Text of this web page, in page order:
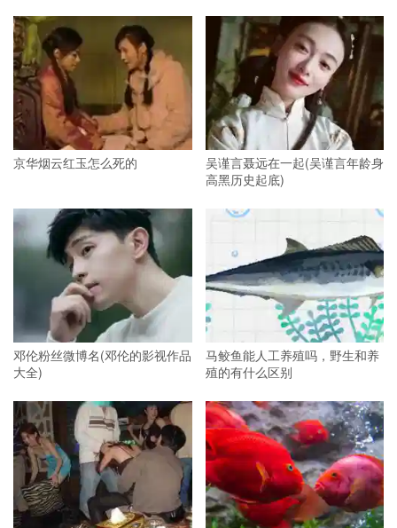
京华烟云红玉怎么死的
吴谨言聂远在一起(吴谨言年龄身
高黑历史起底)
邓伦粉丝微博名(邓伦的影视作品
大全)
马鲛鱼能人工养殖吗，野生和养
殖的有什么区别